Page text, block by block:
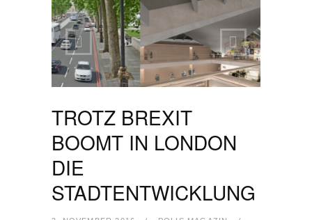
TROTZ BREXIT
BOOMT IN LONDON
DIE
STADTENTWICKLUNG